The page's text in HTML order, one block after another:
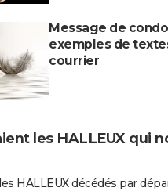
Message de
exemples de
courrier
les HALLEUX qui
HALLEUX décédés par